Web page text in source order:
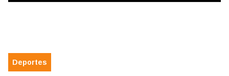
Deportes